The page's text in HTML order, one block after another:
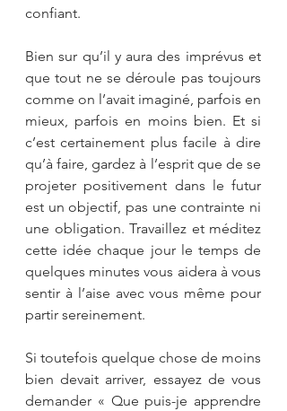
confiant.
Bien sur qu’il y aura des imprévus et
que tout ne se déroule pas toujours
comme on l’avait imaginé, parfois en
mieux, parfois en moins bien. Et si
c’est certainement plus facile à dire
qu’à faire, gardez à l’esprit que de se
projeter positivement dans le futur
est un objectif, pas une contrainte ni
une obligation. Travaillez et méditez
cette idée chaque jour le temps de
quelques minutes vous aidera à vous
sentir à l’aise avec vous même pour
partir sereinement.
Si toutefois quelque chose de moins
bien devait arriver, essayez de vous
demander « Que puis-je apprendre